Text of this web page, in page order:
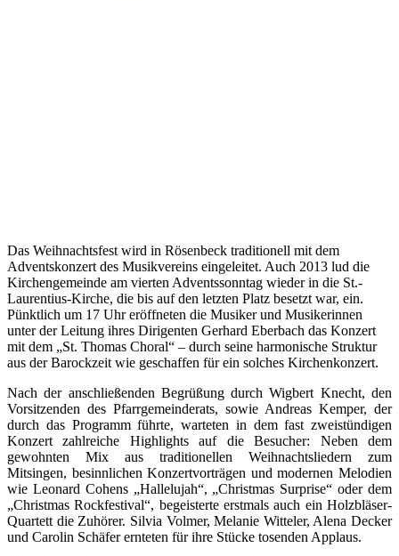
Das Weihnachtsfest wird in Rösenbeck traditionell mit dem
Adventskonzert des Musikvereins eingeleitet. Auch 2013 lud die
Kirchengemeinde am vierten Adventssonntag wieder in die St.-
Laurentius-Kirche, die bis auf den letzten Platz besetzt war, ein.
Pünktlich um 17 Uhr eröffneten die Musiker und Musikerinnen
unter der Leitung ihres Dirigenten Gerhard Eberbach das Konzert
mit dem „St. Thomas Choral“ – durch seine harmonische Struktur
aus der Barockzeit wie geschaffen für ein solches Kirchenkonzert.
Nach der anschließenden Begrüßung durch Wigbert Knecht, den
Vorsitzenden des Pfarrgemeinderats, sowie Andreas Kemper, der
durch das Programm führte, warteten in dem fast zweistündigen
Konzert zahlreiche Highlights auf die Besucher: Neben dem
gewohnten Mix aus traditionellen Weihnachtsliedern zum
Mitsingen, besinnlichen Konzertvorträgen und modernen Melodien
wie Leonard Cohens „Hallelujah“, „Christmas Surprise“ oder dem
„Christmas Rockfestival“, begeisterte erstmals auch ein Holzbläser-
Quartett die Zuhörer. Silvia Volmer, Melanie Witteler, Alena Decker
und Carolin Schäfer ernteten für ihre Stücke tosenden Applaus.